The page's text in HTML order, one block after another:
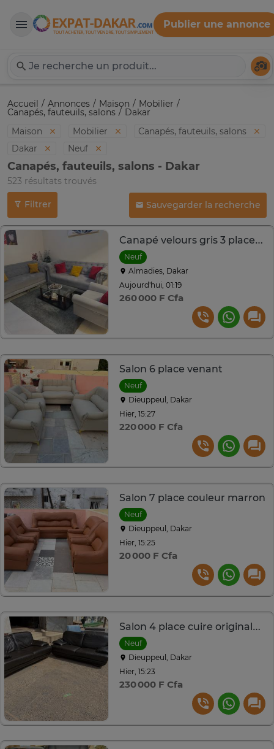
Expat-Dakar
Publier une annonce
Accueil Annonces Maison Mobilier
Canapés, fauteuils, salons
Dakar
Maison
Mobilier
Canapés, fauteuils, salons
Dakar
Neuf
Canapés, fauteuils, salons - Dakar
523 résultats trouvés
Filtrer Sauvegarder la recherche
Canapé velours gris 3 places style Chesterfield
Neuf
Almadies, Dakar
Aujourd'hui, 01:19
260 000 F Cfa
Salon 6 place venant
Neuf
Dieuppeul, Dakar
Hier, 15:27
220 000 F Cfa
Salon 7 place couleur marron
Neuf
Dieuppeul, Dakar
Hier, 15:25
20 000 F Cfa
Salon 4 place cuire originale venant d allemangne
Neuf
Dieuppeul, Dakar
Hier, 15:23
230 000 F Cfa